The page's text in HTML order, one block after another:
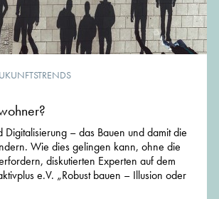
Digitalisierung – das Bauen und damit die
Wie dies gelingen kann, ohne die
diskutierten Experten auf dem
e.V. „Robust bauen – Illusion oder